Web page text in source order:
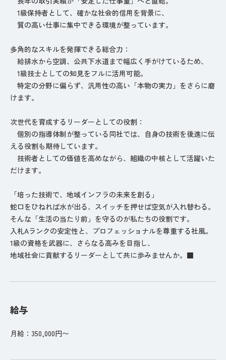
1級保持者として、確かな社会的信用を背景に、
質の高い仕事に集中できる環境が整っています。
多角的なスキルを発揮できる総合力：
給排水から空調、公共下水道まで幅広く手がけているため、
1級技士としての知見をフルに活用可能。
特定の分野に偏らず、汎用性の高い「本物の実力」をさらに磨
けます。
次世代を育成するリーダーとしての役割：
個別の指導体制が整っている同社では、自身の技術を後進に伝
える役割も期待しています。
技術者としての価値を高めながら、組織の中核として活躍いた
だけます。
「培った技術で、地域インフラの未来を創る」
蛇口をひねれば水が出る、スイッチを押せば空気が入れ替わる。
そんな「生活の当たり前」を守るのが私たちの役割です。
入札Aランクの安定性と、プロフェッショナルを尊重する社風。
1級の資格を武器に、さらなる高みを目指し、
地域社会に貢献するリーダーとして共に歩みませんか。■
給与
月給：350,000円〜